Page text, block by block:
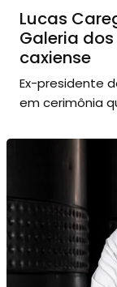
Lucas
Galeria
caxiense
Ex-presidente
em cerimônia